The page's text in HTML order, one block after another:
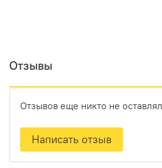
Отзывы
Отзывов еще никто не оставлял
Написать отзыв